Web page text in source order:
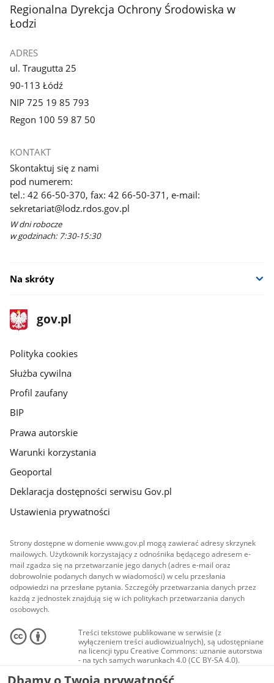
stopka
Regionalna Dyrekcja Ochrony Środowiska w
Łodzi
ADRES
ul. Traugutta 25
90-113 Łódź
NIP 725 19 85 793
Regon 100 59 87 50
KONTAKT
Skontaktuj się z nami
pod numerem:
tel.: 42 66-50-370, fax: 42 66-50-371, e-mail:
sekretariat@lodz.rdos.gov.pl
W dni robocze
w godzinach: 7:30-15:30
Na skróty
stopka
gov.pl
Strona
gov.pl
gov.pl
Polityka cookies
Służba cywilna
Profil zaufany
BIP
Prawa autorskie
Warunki korzystania
Geoportal
Deklaracja dostępności serwisu Gov.pl
Ustawienia prywatności
Strony dostępne w domenie www.gov.pl mogą zawierać adresy skrzynek
mailowych. Użytkownik korzystający z odnośnika będącego adresem e-
mail zgadza się na przetwarzanie jego danych (adres e-mail oraz
dobrowolnie podanych danych w wiadomości) w celu przesłania
odpowiedzi na przesłane pytania. Szczegóły przetwarzania danych przez
każdą z jednostek znajdują się w ich politykach przetwarzania danych
osobowych.
Treści tekstowe publikowane w serwisie (z
wyłączeniem treści audiowizualnych), są udostępniane
na licencji typu Creative Commons: uznanie autorstwa
- na tych samych warunkach 4.0 (CC BY-SA 4.0).
Materiały audiowizualne, w tym zdjęcia, materiały
audio i wideo, są udostępniane na licencji typu